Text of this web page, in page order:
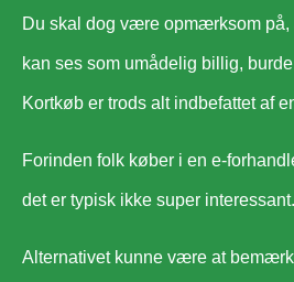
Du skal dog være opmærksom på,
kan ses som umådelig billig,
Kortkøb er trods alt indbefattet af
Forinden folk køber i en e-
det er typisk ikke super interessant.
Alternativet kunne være at